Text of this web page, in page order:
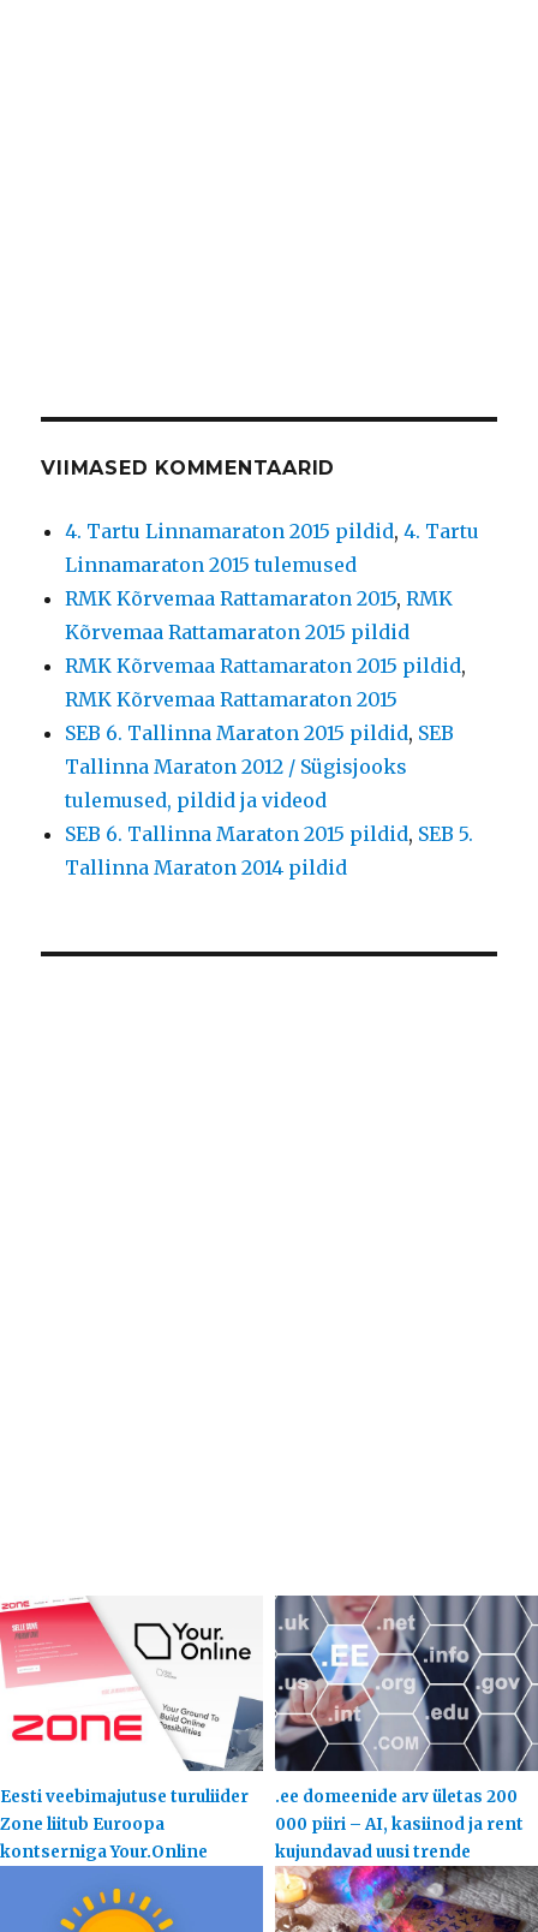
VIIMASED KOMMENTAARID
4. Tartu Linnamaraton 2015 pildid,4. Tartu
Linnamaraton 2015 tulemused
RMK Kõrvemaa Rattamaraton 2015,RMK
Kõrvemaa Rattamaraton 2015 pildid
RMK Kõrvemaa Rattamaraton 2015 pildid,
RMK Kõrvemaa Rattamaraton 2015
SEB 6. Tallinna Maraton 2015 pildid, SEB
Tallinna Maraton 2012 / Sügisjooks
tulemused, pildid ja videod
SEB 6. Tallinna Maraton 2015 pildid, SEB 5.
Tallinna Maraton 2014 pildid
Eesti veebimajutuse turuliider
Zone liitub Euroopa
kontserniga Your.Online
.ee domeenide arv ületas 200
000 piiri – AI, kasiinod ja rent
kujundavad uusi trende